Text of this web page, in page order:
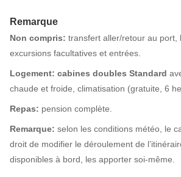
Remarque
Non compris: transfert aller/retour au port,
excursions facultatives et entrées.
Logement: cabines doubles Standard
chaude et froide, climatisation (gratuite, 6
Repas: pension complète.
Remarque: selon les conditions météo, le
droit de modifier le déroulement de
disponibles à bord, les apporter soi-même.